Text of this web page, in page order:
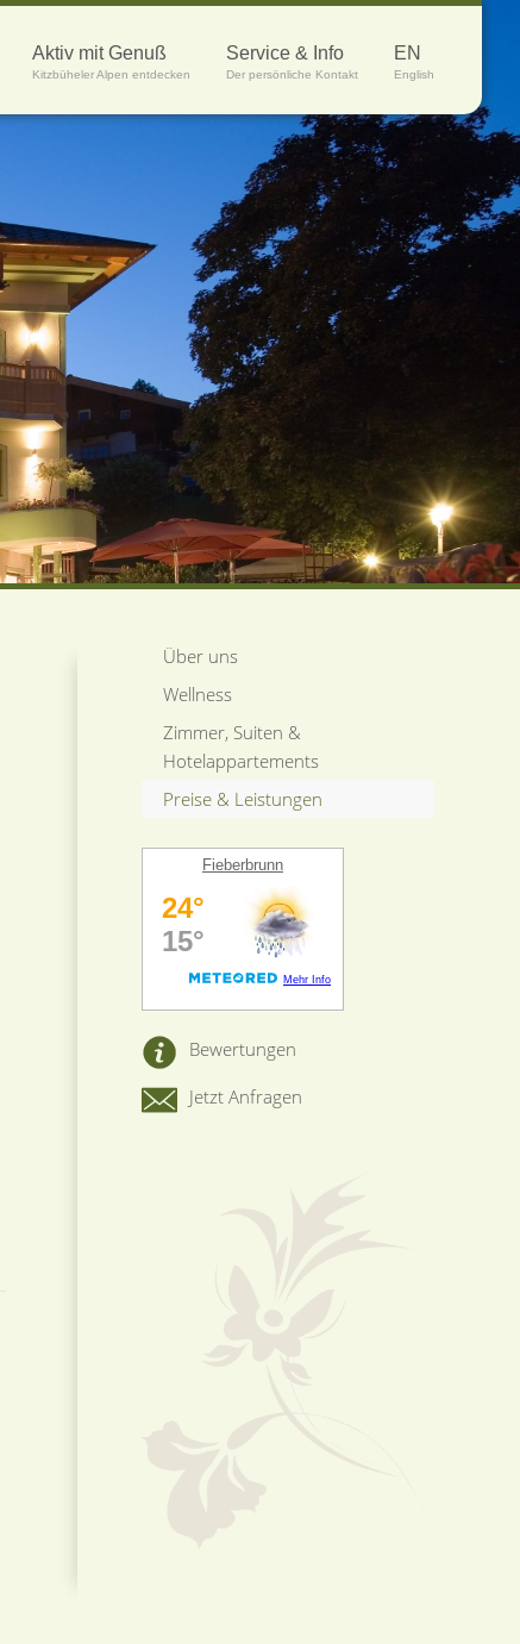
Aktiv mit Genuß
Kitzbüheler Alpen entdecken
Service & Info
Der persönliche Kontakt
EN
English
Über uns
Wellness
Zimmer, Suiten &
Hotelappartements
Preise & Leistungen
Fieberbrunn
Bewertungen
Jetzt Anfragen